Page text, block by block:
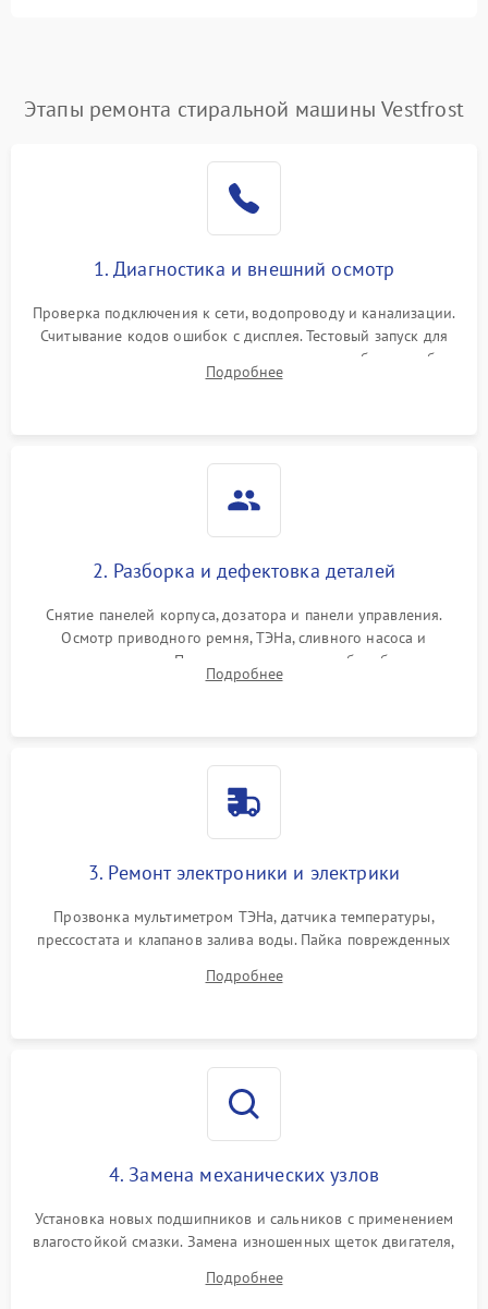
Этапы ремонта стиральной машины Vestfrost
1. Диагностика и внешний осмотр
Проверка подключения к сети, водопроводу и канализации.
Считывание кодов ошибок с дисплея. Тестовый запуск для
выявления посторонних шумов, протечек или сбоев в работе
электронного модуля управления.
Подробнее
2. Разборка и дефектовка деталей
Снятие панелей корпуса, дозатора и панели управления.
Осмотр приводного ремня, ТЭНа, сливного насоса и
амортизаторов. Проверка подшипников барабана и
крестовины на износ, а манжеты люка на разрывы.
Подробнее
3. Ремонт электроники и электрики
Прозвонка мультиметром ТЭНа, датчика температуры,
прессостата и клапанов залива воды. Пайка поврежденных
Восстановление целостности проводки и контактов.
Подробнее
4. Замена механических узлов
Установка новых подшипников и сальников с применением
влагостойкой смазки. Замена изношенных щеток двигателя,
или поврежденной резиновой манжеты.
Подробнее